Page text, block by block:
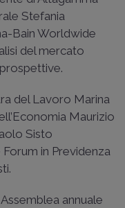
Stefania
Bain Worldwide
del mercato
del Lavoro Marina
Maurizio
Sisto
in Previdenza
annuale